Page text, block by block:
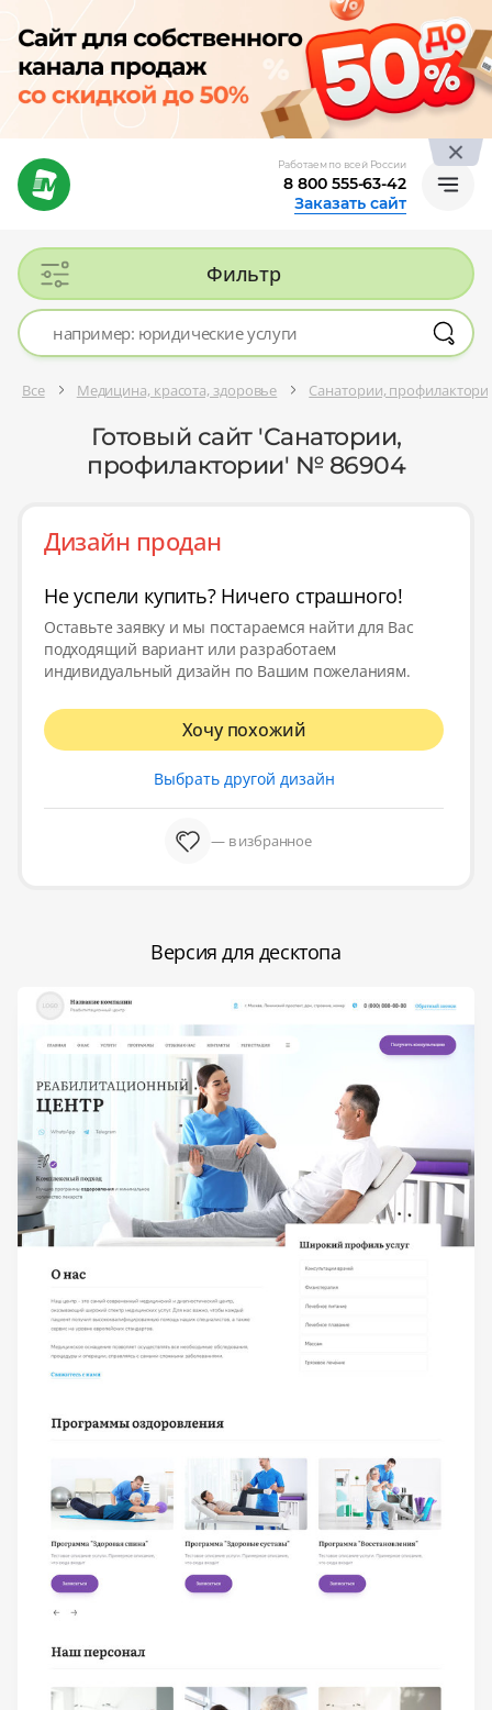
Работаем по всей России
8 800 555-63-42
Заказать сайт
Фильтр
Все Медицина, красота, здоровье Санатории,
Готовый сайт 'Санатории,
профилактории' № 86904
Дизайн продан
Не успели купить? Ничего страшного!
Оставьте заявку и мы постараемся найти для Вас
подходящий вариант или разработаем
индивидуальный дизайн по Вашим пожеланиям.
Хочу похожий
Выбрать другой дизайн
— в избранное
Версия для десктопа